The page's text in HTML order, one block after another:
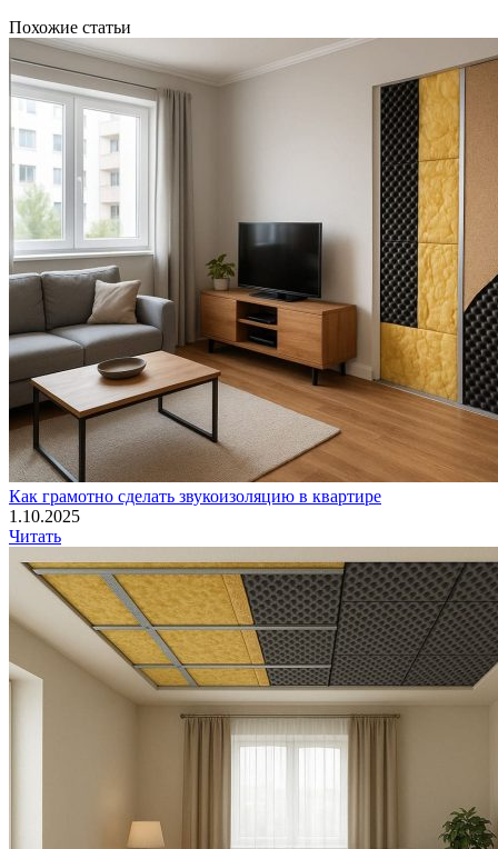
Похожие статьи
Как грамотно сделать звукоизоляцию в квартире
1.10.2025
Читать